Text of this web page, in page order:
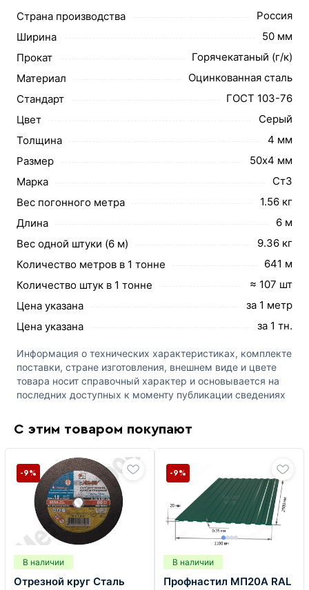
Страна производства
Россия
Ширина
50 мм
Прокат
Горячекатаный (г/к)
Материал
Оцинкованная сталь
Стандарт
ГОСТ 103-76
Цвет
Серый
Толщина
4 мм
Размер
50х4 мм
Марка
Ст3
Вес погонного метра
1.56 кг
Длина
6 м
Вес одной штуки (6 м)
9.36 кг
Количество метров в 1 тонне
641 м
Количество штук в 1 тонне
≈ 107 шт
Цена указана
за 1 метр
Цена указана
за 1 тн.
Информация о технических характеристиках, комплекте
поставки, стране изготовления, внешнем виде и цвете
товара носит справочный характер и основывается на
последних доступных к моменту публикации сведениях
С этим товаром покупают
В наличии
Отрезной круг Сталь
-9%
В наличии
Профнастил МП20А RAL
-9%